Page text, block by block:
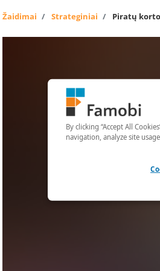
Žaidimai Strateginiai Piratų